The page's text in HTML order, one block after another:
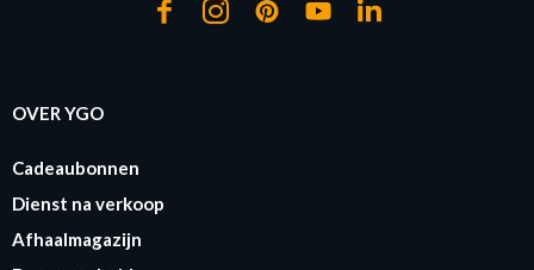
OVER YGO
Cadeaubonnen
Dienst na verkoop
Afhaalmagazijn